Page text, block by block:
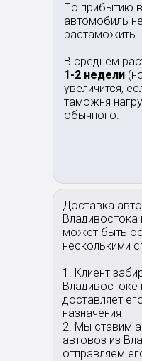
Доставка
Владивостока
может быть
несколькими
1. Клиент
Владивостоке
доставляет
назначения
2. Мы ставим
автовоз из
отправляем
По прибытию
автомобиль
растаможить.
В среднем
1-2 недели
увеличится,
таможня
обычного.